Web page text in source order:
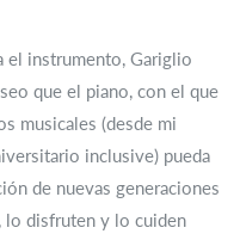
el instrumento, Gariglio
que el piano, con el que
musicales (desde mi
inclusive) pueda
de nuevas generaciones
lo disfruten y lo cuiden